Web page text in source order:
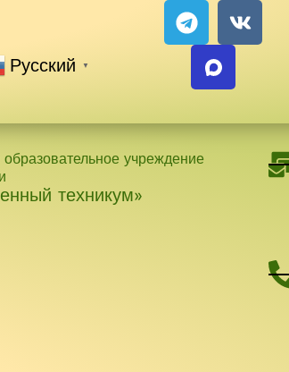
Русский ▼
T
e
l
r
m
V
k
учреждение
техникум»